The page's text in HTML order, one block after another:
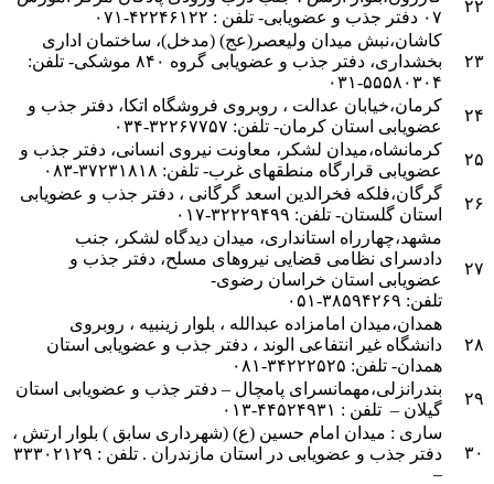
۲۲
۰۷ دفتر جذب و عضویابی- تلفن : ۴۲۲۴۶۱۲۲-۰۷۱
۲۳
کاشان،نبش میدان ولیعصر(عج) (مدخل)، ساختمان اداری
بخشداری، دفتر جذب و عضویابی گروه ۸۴۰ موشکی- تلفن:
۵۵۵۸۰۳۰۴-۰۳۱
۲۴
کرمان،خیابان عدالت ، روبروی فروشگاه اتکا، دفتر جذب و
عضویابی استان کرمان- تلفن: ۳۲۲۶۷۷۵۷-۰۳۴
۲۵
کرمانشاه،میدان لشکر، معاونت نیروی انسانی، دفتر جذب و
عضویابی قرارگاه منطقه‏ای غرب- تلفن: ۳۷۲۳۱۸۱۸-۰۸۳
۲۶
گرگان،فلکه فخرالدین اسعد گرگانی ، دفتر جذب و عضویابی
استان گلستان- تلفن: ۳۲۲۲۹۴۹۹-۰۱۷
۲۷
مشهد،چهارراه استانداری، میدان دیدگاه لشکر، جنب
دادسرای نظامی قضایی نیروهای مسلح، دفتر جذب و
عضویابی استان خراسان رضوی-
تلفن: ۳۸۵۹۴۲۶۹-۰۵۱
۲۸
همدان،میدان امام‏زاده عبدالله ، بلوار زینبیه ، روبروی
دانشگاه غیر انتفاعی الوند ، دفتر جذب و عضویابی استان
همدان- تلفن: ۳۴۲۲۲۵۲۵-۰۸۱
۲۹
بندرانزلی،مهمانسرای پامچال – دفتر جذب و عضویابی استان
گیلان – تلفن : ۴۴۵۲۴۹۳۱-۰۱۳
۳۰
ساری : میدان امام حسین (ع) (شهرداری سابق ) بلوار ارتش ،
دفتر جذب و عضویابی در استان مازندران . تلفن : ۳۳۳۰۲۱۲۹
–